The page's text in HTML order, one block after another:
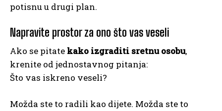
potisnu u drugi plan.
Napravite prostor za ono što vas veseli
Ako se pitate kako izgraditi sretnu osobu,
krenite od jednostavnog pitanja:
Što vas iskreno veseli?
Možda ste to radili kao dijete. Možda ste to